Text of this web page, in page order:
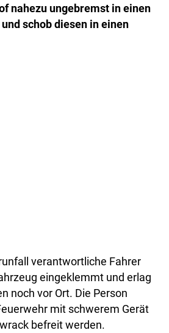
nahezu ungebremst in einen
schob diesen in einen
verantwortliche Fahrer
eingeklemmt und erlag
noch vor Ort. Die Person
mit schwerem Gerät
befreit werden.